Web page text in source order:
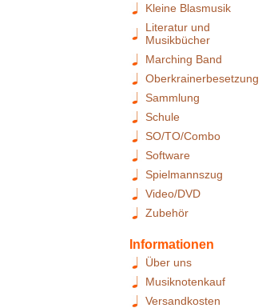
Kleine Blasmusik
Literatur und
Musikbücher
Marching Band
Oberkrainerbesetzung
Sammlung
Schule
SO/TO/Combo
Software
Spielmannszug
Video/DVD
Zubehör
Informationen
Über uns
Musiknotenkauf
Versandkosten